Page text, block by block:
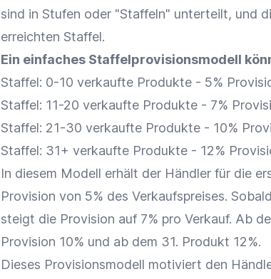
sind in Stufen oder "Staffeln" unterteilt, und
erreichten Staffel.
Ein einfaches Staffelprovisionsmodell
Staffel: 0-10 verkaufte Produkte - 5%
Staffel: 11-20 verkaufte Produkte - 7%
Staffel: 21-30 verkaufte Produkte - 10%
Staffel: 31+ verkaufte Produkte - 12%
In diesem Modell erhält der Händler für die
Provision von 5% des Verkaufspreises.
steigt die Provision auf 7% pro Verkauf. Ab
Provision 10% und ab dem 31. Produkt 12%.
Dieses Provisionsmodell motiviert den